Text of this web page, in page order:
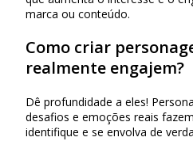
marca ou conteúdo.
Como criar
realmente engajem?
Dê profundidade a eles!
desafios e emoções reais
identifique e se envolva de